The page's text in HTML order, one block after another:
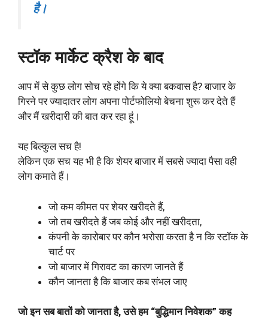
है।
स्टॉक मार्केट क्रैश के बाद
आप में से कुछ लोग सोच रहे होंगे कि ये क्या बकवास है? बाजार के
गिरने पर ज्यादातर लोग अपना पोर्टफोलियो बेचना शुरू कर देते हैं
और मैं खरीदारी की बात कर रहा हूं।
यह बिल्कुल सच है!
लेकिन एक सच यह भी है कि शेयर बाजार में सबसे ज्यादा पैसा वही
लोग कमाते हैं।
जो कम कीमत पर शेयर खरीदते हैं,
जो तब खरीदते हैं जब कोई और नहीं खरीदता,
कंपनी के कारोबार पर कौन भरोसा करता है न कि स्टॉक के
चार्ट पर
जो बाजार में गिरावट का कारण जानते हैं
कौन जानता है कि बाजार कब संभल जाए
जो इन सब बातों को जानता है, उसे हम “बुद्धिमान निवेशक” कह